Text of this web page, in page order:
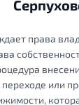
права
переходе или